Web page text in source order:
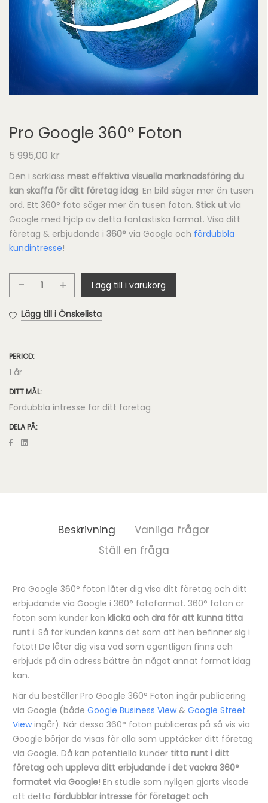
Pro Google 360° Foton
5 995,00 kr
Den i särklass mest effektiva visuella marknadsföring du
kan skaffa för ditt företag idag. En bild säger mer än tusen
ord. Ett 360° foto säger mer än tusen foton. Stick ut via
Google med hjälp av detta fantastiska format. Visa ditt
företag & erbjudande i 360° via Google och fördubbla
kundintresse!
Pro
360°
Lägg till i varukorg
Lägg till i Önskelista
PERIOD:
1 år
DITT MÅL:
Fördubbla intresse för ditt företag
DELA PÅ:
Beskrivning
Vanliga frågor
Ställ en fråga
B
e
s
k
r
i
v
n
i
n
g
Pro Google 360° foton låter dig visa ditt företag och ditt
erbjudande via Google i 360° fotoformat. 360° foton är
foton som kunder kan klicka och dra för att kunna titta
runt i. Så för kunden känns det som att hen befinner sig i
fotot! De låter dig visa vad som egentligen finns och
erbjuds på din adress bättre än något annat format idag
kan.
När du beställer Pro Google 360° Foton ingår publicering
via Google (både Google Business View& Google Street
Viewingår). När dessa 360° foton publiceras på så vis via
Google börjar de visas för alla som upptäcker ditt företag
via Google. Då kan potentiella kunder titta runt i ditt
företag och uppleva ditt erbjudande i det vackra 360°
formatet via Google! En studie som nyligen gjorts visade
att detta fördubblar intresse för företaget och